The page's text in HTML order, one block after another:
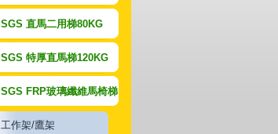
SGS 直馬二用梯80KG
SGS 特厚直馬梯120KG
SGS FRP玻璃纖維馬椅梯
工作架/鷹架